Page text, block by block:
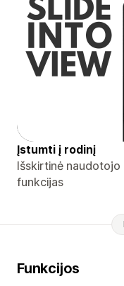
Įstumti į rodinį
Išskirtinė
funkcijas
Funkcijos